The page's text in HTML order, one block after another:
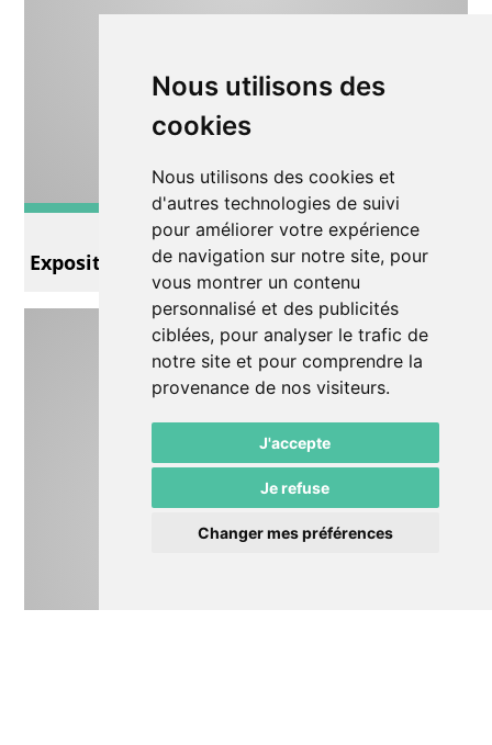
Nous utilisons des
cookies
Nous utilisons des cookies et
d'autres technologies de suivi
pour améliorer votre expérience
de navigation sur notre site, pour
vous montrer un contenu
personnalisé et des publicités
ciblées, pour analyser le trafic de
notre site et pour comprendre la
provenance de nos visiteurs.
J'accepte
Je refuse
Changer mes préférences
Exposition
Exposition François Burland